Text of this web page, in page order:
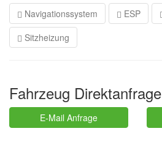
Navigationssystem ESP
Sitzheizung
Fahrzeug Direktanfrage
E-Mail Anfrage